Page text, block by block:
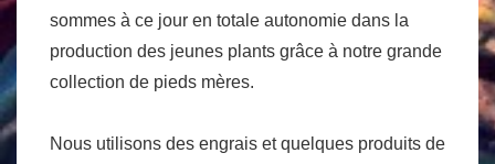
sommes à ce jour en totale autonomie dans la
production des jeunes plants grâce à notre grande
collection de pieds mères.
Nous utilisons des engrais et quelques produits de